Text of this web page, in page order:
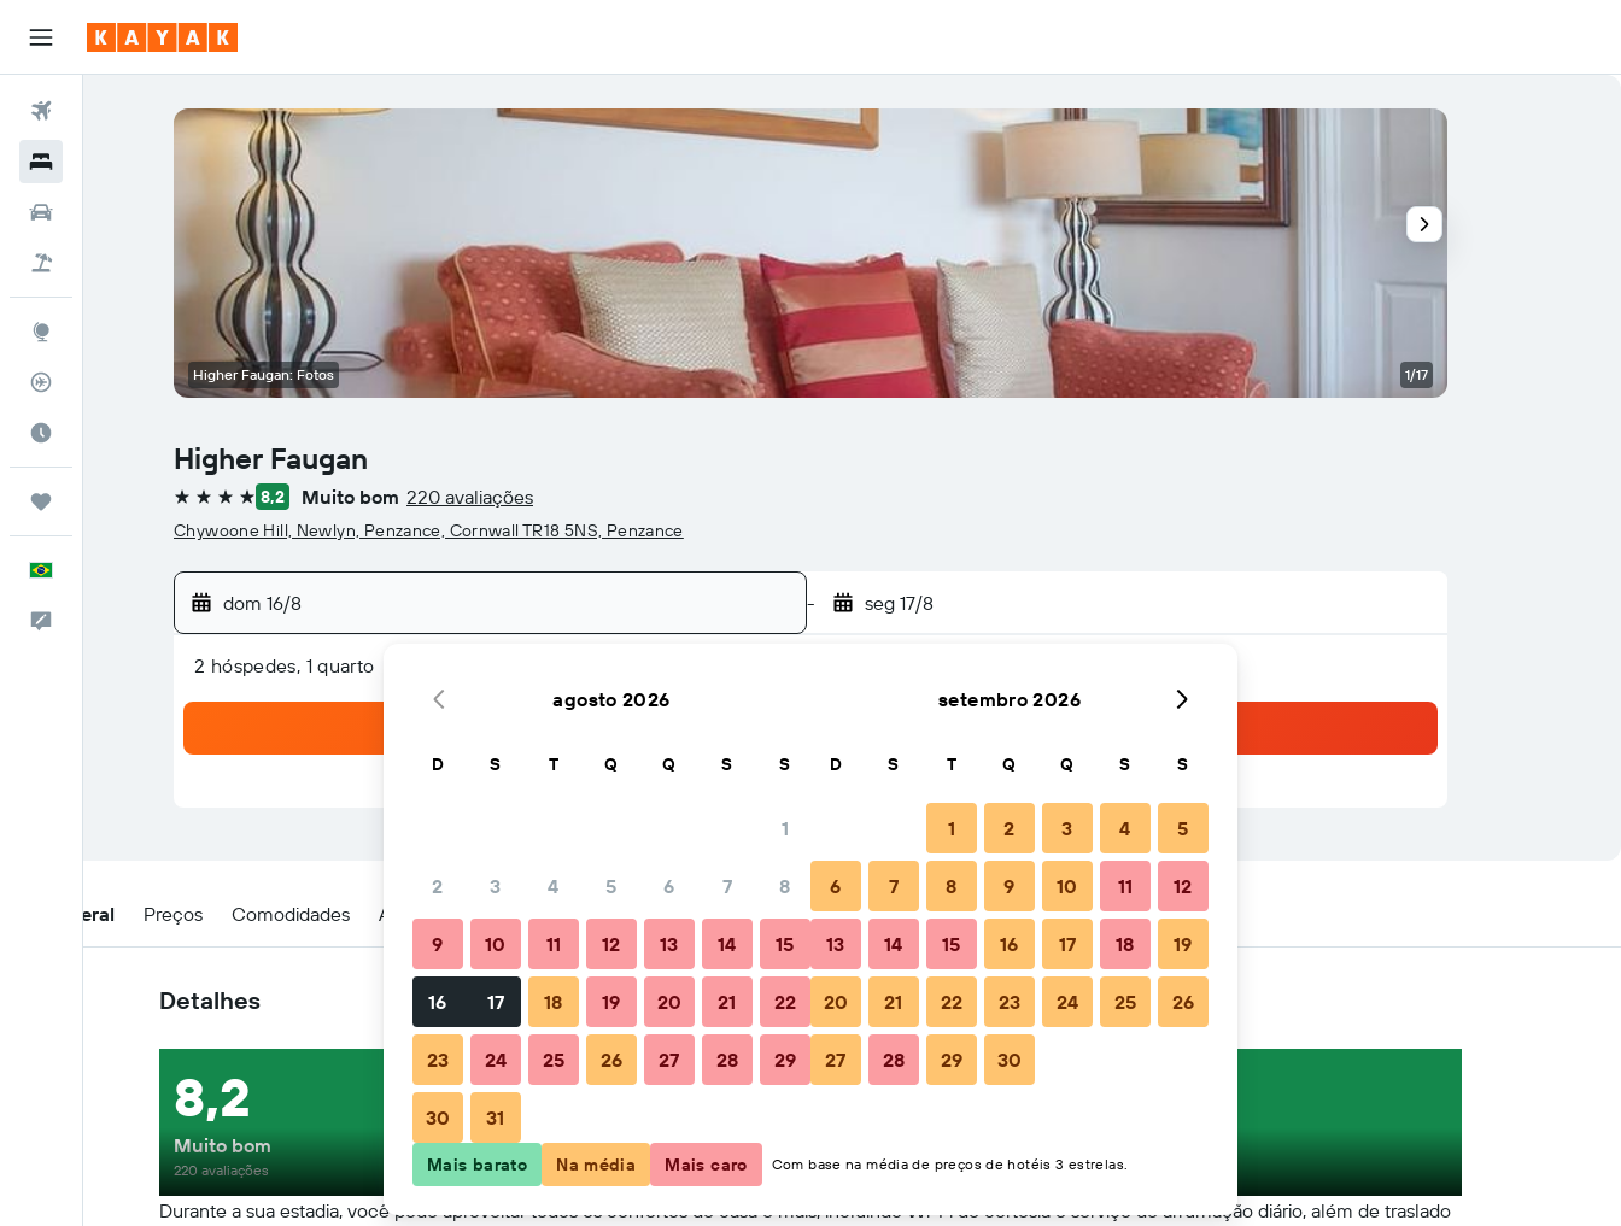
Rastreador de voos
Comentários
Higher Faugan
4 estrelas 8,2 Muito bom 220 avaliações
Chywoone Hill, Newlyn, Penzance, Cornwall TR18 5NS, Penzance
dom 16/8 - seg 17/8
2 hóspedes, 1 quarto
Higher Faugan: Fotos 1/17
Visão geral Preços Comodidades Avaliações Local Dicas e perguntas frequentes Hospedagens próximas
Detalhes
Durante a sua estadia, você pode aproveitar todos os confortos de casa e mais, incluindo Wi-Fi de cortesia e serviço de arrumação diário, além de traslado
8,2
Muito bom
220 avaliações
agosto 2026
D S T Q Q S S
1
2 3 4 5 6 7 8
9 10 11 12 13 14 15
16 17 18 19 20 21 22
23 24 25 26 27 28 29
30 31
setembro 2026
D S T Q Q S S
1 2 3 4 5
6 7 8 9 10 11 12
13 14 15 16 17 18 19
20 21 22 23 24 25 26
27 28 29 30
Mais barato Na média Mais caro Com base na média de preços de hotéis 3 estrelas.